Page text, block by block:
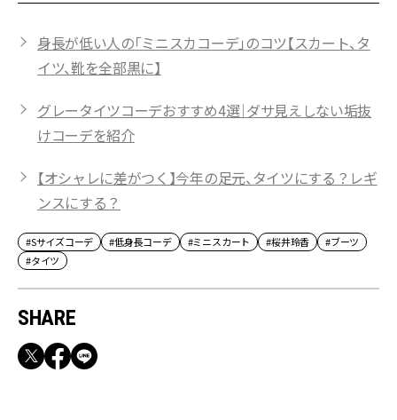
身長が低い人の「ミニスカコーデ」のコツ【スカート、タ
イツ、靴を全部黒に】
グレータイツコーデおすすめ4選｜ダサ見えしない垢抜
けコーデを紹介
【オシャレに差がつく】今年の足元、タイツにする？レギ
ンスにする？
#Sサイズコーデ #低身長コーデ #ミニスカート #桜井玲香
#ブーツ
#タイツ
SHARE